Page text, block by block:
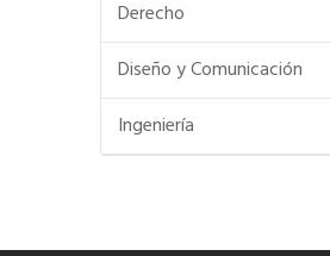
Derecho
Diseño y Comunicación
Ingeniería